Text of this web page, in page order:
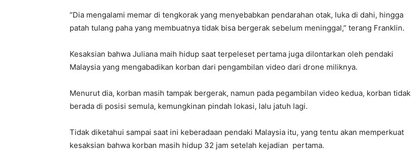
“Dia mengalami memar di tengkorak yang menyebabkan pendarahan otak, luka di dahi, hingga
patah tulang paha yang membuatnya tidak bisa bergerak sebelum meninggal,” terang Franklin.
Kesaksian bahwa Juliana maih hidup saat terpeleset pertama juga dilontarkan oleh pendaki
Malaysia yang mengabadikan korban dari pengambilan video dari drone miliknya.
Menurut dia, korban masih tampak bergerak, namun pada pegambilan video kedua, korban tidak
berada di posisi semula, kemungkinan pindah lokasi, lalu jatuh lagi.
Tidak diketahui sampai saat ini keberadaan pendaki Malaysia itu, yang tentu akan memperkuat
kesaksian bahwa korban masih hidup 32 jam setelah kejadian pertama.